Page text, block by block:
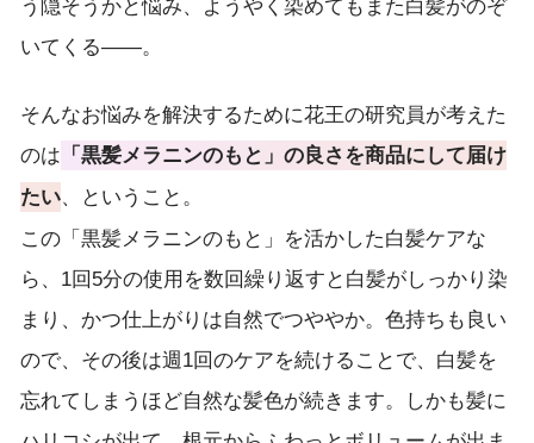
う隠そうかと悩み、ようやく染めてもまた白髪がのぞ
いてくる——。
そんなお悩みを解決するために花王の研究員が考えた
のは 「黒髪メラニンのもと」の良さを商品にして届け
たい、ということ。
この「黒髪メラニンのもと」を活かした白髪ケアな
ら、1回5分の使用を数回繰り返すと白髪がしっかり染
まり、かつ仕上がりは自然でつややか。色持ちも良い
ので、その後は週1回のケアを続けることで、白髪を
忘れてしまうほど自然な髪色が続きます。しかも髪に